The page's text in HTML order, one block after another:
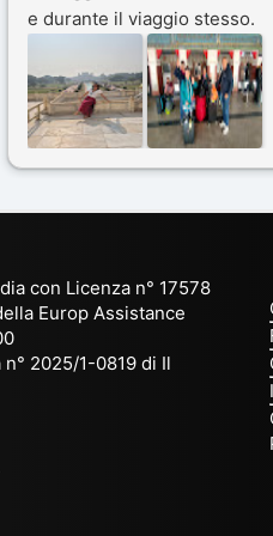
e durante il viaggio stesso.
Siamo stati 3 settimane in
India a novembre 2025, 5
amici e il viaggio alla scoperta
del Rajasthan e Varanasi è
ai servizi dell' Agenzia con
per la scelta degli Hotel.
Kesar il proprietario dell'
prima di partire: molto
con Licenza n° 17578
Europ Assistance
2025/1-0819 di Il